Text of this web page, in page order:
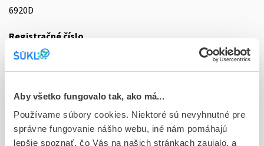
Aby všetko fungovalo tak, ako má...
Používame súbory cookies. Niektoré sú nevyhnutné pre
správne fungovanie nášho webu, iné nám pomáhajú
lepšie spoznať, čo Vás na našich stránkach zaujalo, a
6920D
Registračné číslo
01/0069/21-S
sol inj 5x20ml/100 mg (amp.PP)
Stav
D - Registrácia bez obmedzenia platnosti